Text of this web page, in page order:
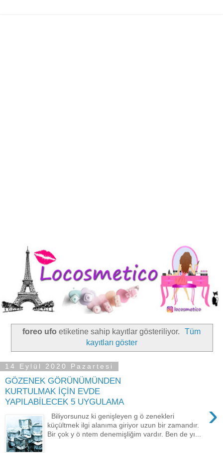
foreo ufo etiketine sahip kayıtlar gösteriliyor.
Tüm
kayıtları göster
14 Eylül 2020 Pazartesi
GÖZENEK GÖRÜNÜMÜNDEN
KURTULMAK İÇİN EVDE
YAPILABİLECEK 5 UYGULAMA
›
Biliyorsunuz ki genişleyen g ö zenekleri
küçültmek ilgi alanıma giriyor uzun bir zamandır.
Bir çok y ö ntem denemişliğim vardır. Ben de yı...